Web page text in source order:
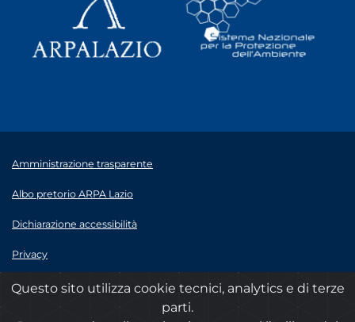
Amministrazione trasparente
Albo pretorio ARPA Lazio
Dichiarazione accessibilità
Privacy
Note legali
© 2020 ARPA Lazio - P.Iva 00915900575
Questo sito utilizza cookie tecnici, analytics e di terze
parti.